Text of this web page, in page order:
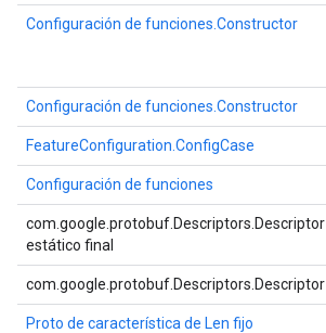
Configuración de funciones.Constructor
Configuración de funciones.Constructor
FeatureConfiguration.ConfigCase
Configuración de funciones
com.google.protobuf.Descriptors.Descriptor
estático final
com.google.protobuf.Descriptors.Descriptor
Proto de característica de Len fijo